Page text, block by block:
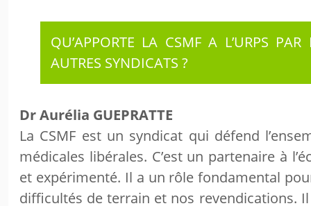
QU’APPORTE LA CSMF A L’URPS PAR
AUTRES SYNDICATS ?
Dr Aurélia GUEPRATTE
La CSMF est un syndicat qui défend
médicales libérales. C’est un partenaire à
et expérimenté. Il a un rôle fondamental
difficultés de terrain et nos revendications.